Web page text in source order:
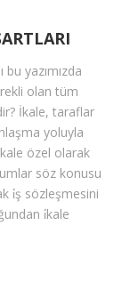
bu yazımızda
olan tüm
İkale, taraflar
yoluyla
özel olarak
söz konusu
i̇ş sözleşmesini
i̇kale